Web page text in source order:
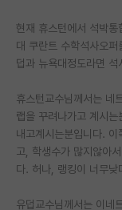
취업 게시판
임용 후기 게시
인문사회 계열
특수/전문대학
현재 휴스턴에서 석박
대 쿠란트 수학석사오
덥과 뉴욕대정도라면
휴스턴교수님께서는 네
랩을 꾸려나가고 계시
내고계시는분입니다. 이
고, 학생수가 많지않아
다. 허나, 랭킹이 너무
유덥교수님께서는 이네